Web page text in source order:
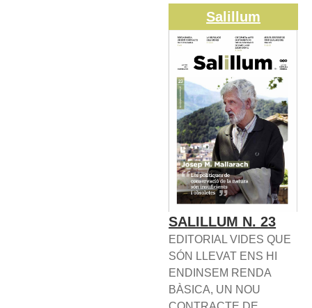
Salillum
SALILLUM N. 23
EDITORIAL VIDES QUE
SÓN LLEVAT ENS HI
ENDINSEM RENDA
BÀSICA, UN NOU